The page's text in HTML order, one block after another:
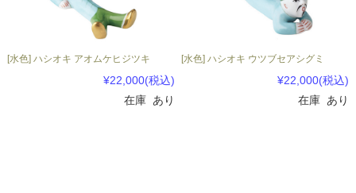
[水色] ハシオキ アオムケヒジツキ
¥22,000(税込)
在庫 あり
[水色] ハシオキ ウツブセアシグミ
¥22,000(税込)
在庫 あり